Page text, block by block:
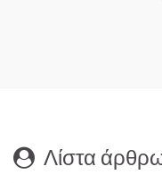
Λίστα